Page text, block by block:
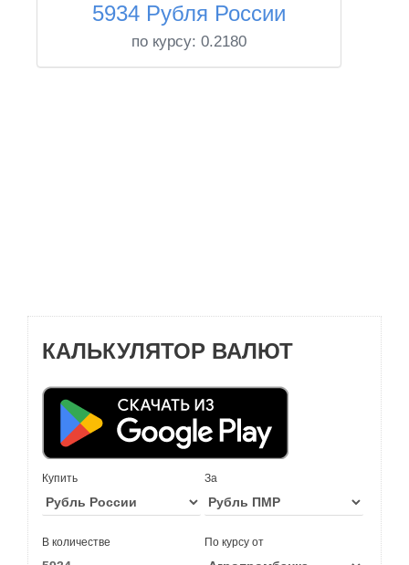
5934 Рубля России
по курсу: 0.2180
КАЛЬКУЛЯТОР ВАЛЮТ
Купить За
В количестве По курсу от